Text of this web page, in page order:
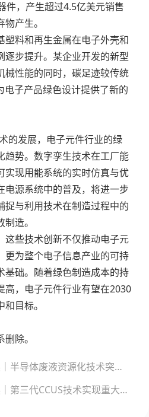
件，产生超过4.5亿美元销售
产生。
塑料和再生金属在电子外壳和
逐步提升。某企业开发的新型
械性能的同时，碳足迹较传统
电子产品绿色设计提供了新的
的发展，电子元件行业的绿
趋势。数字孪生技术在工厂能
实现用能系统的实时仿真与优
电源系统中的普及，将进一步
捉与利用技术在制造过程中的
造。
这些技术创新不仅推动电子元
更为整个电子信息产业的可持
基础。随着绿色制造成本的持
高，电子元件行业有望在2030
目标。
除。
上一篇: 上海节能技术展｜半导体废液资源化技术突破：新型铜离子回收工艺实现重金属高效提取与循环利用
下一篇: 上海绿色制造展｜第三代CCUS技术实现重大突破：相变吸收体系推动工业碳捕集迈向低能耗时代